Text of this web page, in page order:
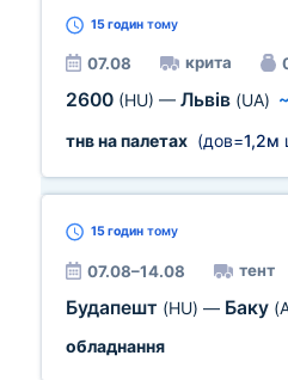
15 годин тому
07.08 крита
2600 (HU) — Львів (UA) ~
тнв на палетах (дов=1,2м
15 годин тому
07.08–14.08 тент
Будапешт (HU) — Баку
обладнання